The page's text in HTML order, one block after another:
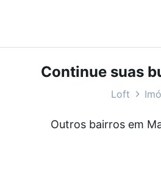
com o preço, metragem
ainda tem alguma dúvida
o imóvel dos seus sonhos
Continue suas
Loft
Outros bairros em